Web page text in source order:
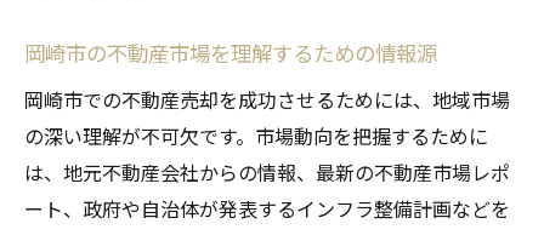
イトの使い方
岡崎市不動産市場の最新トレンドをリアル
タイムで追う方法
岡崎市における中古物件売却の秘訣と成功のカ
ギ
岡崎市の不動産市場を理解するための情報源
岡崎市での不動産売却を成功させるためには、地域市場
の深い理解が不可欠です。市場動向を把握するために
は、地元不動産会社からの情報、最新の不動産市場レポ
ート、政府や自治体が発表するインフラ整備計画などを